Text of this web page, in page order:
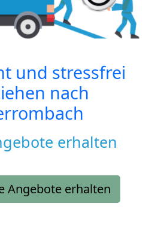
und stressfrei
nach
erhalten
Angebote erhalten